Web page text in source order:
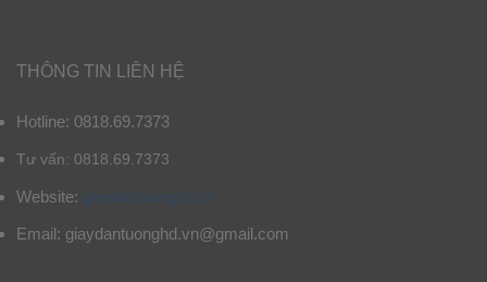
THÔNG TIN LIÊN HỆ
Hotline: 0818.69.7373
Tư vấn: 0818.69.7373
Website: giaydantuonghd.vn
Email: giaydantuonghd.vn@gmail.com